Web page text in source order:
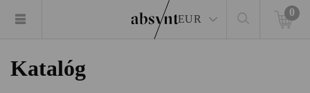
EUR
0
Katalóg